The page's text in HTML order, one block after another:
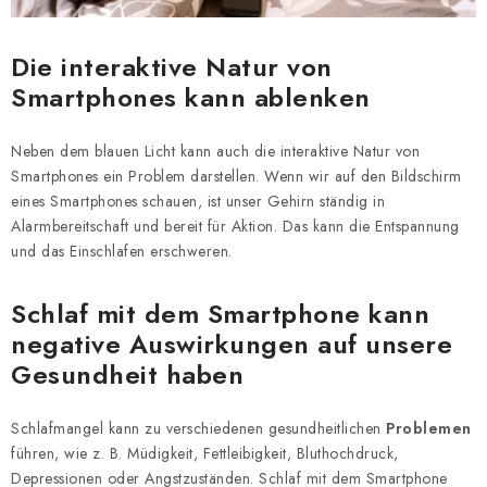
Die interaktive Natur von
Smartphones kann ablenken
Neben dem blauen Licht kann auch die interaktive Natur von
Smartphones ein Problem darstellen. Wenn wir auf den Bildschirm
eines Smartphones schauen, ist unser Gehirn ständig in
Alarmbereitschaft und bereit für Aktion. Das kann die Entspannung
und das Einschlafen erschweren.
Schlaf mit dem Smartphone kann
negative Auswirkungen auf unsere
Gesundheit haben
Schlafmangel kann zu verschiedenen gesundheitlichen Problemen
führen, wie z. B. Müdigkeit, Fettleibigkeit, Bluthochdruck,
Depressionen oder Angstzuständen. Schlaf mit dem Smartphone